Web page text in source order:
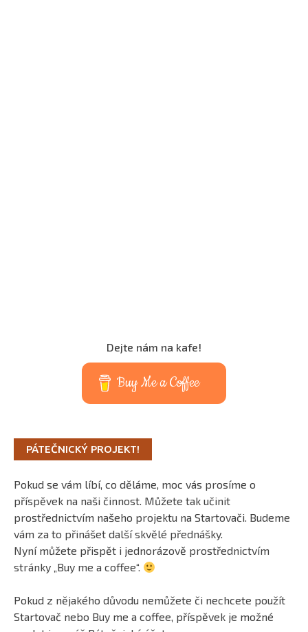
Dejte nám na kafe!
Buy Me a Coffee
PÁTEČNICKÝ PROJEKT!
Pokud se vám líbí, co děláme, moc vás prosíme o
příspěvek na naši činnost. Můžete tak učinit
prostřednictvím našeho projektu na Startovači. Budeme
vám za to přinášet další skvělé přednášky.
Nyní můžete přispět i jednorázově prostřednictvím
stránky „Buy me a coffee“.
Pokud z nějakého důvodu nemůžete či nechcete použít
Startovač nebo Buy me a coffee, příspěvek je možné